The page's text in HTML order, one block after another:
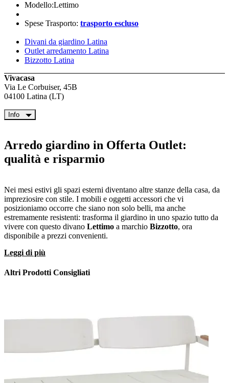
Modello:Lettimo
Spese Trasporto: trasporto escluso
Divani da giardino Latina
Outlet arredamento Latina
Bizzotto Latina
Vivacasa
Via Le Corbuiser, 45B
04100 Latina (LT)
Info
Arredo giardino in Offerta Outlet:
qualità e risparmio
Nei mesi estivi gli spazi esterni diventano altre stanze della casa, da
impreziosire con stile. I mobili e oggetti accessori che vi
posizioniamo occorre che siano non solo belli, ma anche
estremamente resistenti: trasforma il giardino in uno spazio tutto da
vivere con questo divano Lettimo a marchio Bizzotto, ora
disponibile a prezzi convenienti.
Leggi di più
Altri Prodotti Consigliati